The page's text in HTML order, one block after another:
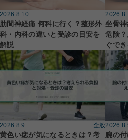
2026.8.10
肋間神経痛 何科に行く？整形外
科・内科の違いと受診の目安を
解説
坐骨
危険
ぐで
2026.8.9 全般
黄色い痣が気になるときは？考
腕の